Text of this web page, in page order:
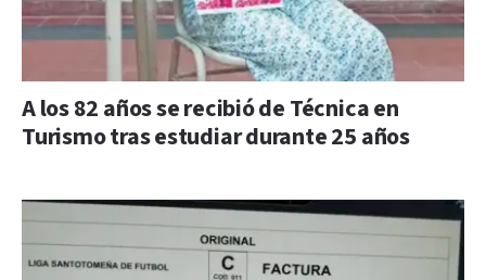
A los 82 años se recibió de Técnica en
Turismo tras estudiar durante 25 años